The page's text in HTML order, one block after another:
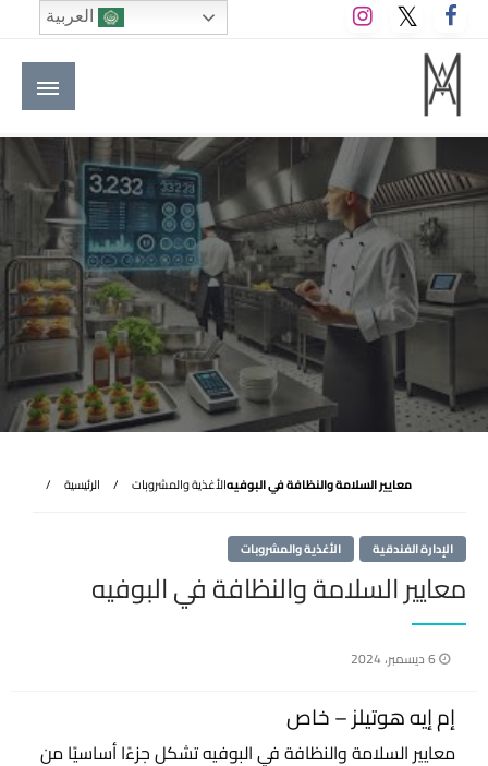
التخطي
إلى
المحتوى
M A hotels | إم ايه هوتيلز
الموقع الأول للعاملين في الفنادق في العالم العربي
الرئيسية الأغذية والمشروباتمعايير السلامة والنظافة في البوفيه
الأغذية والمشروبات الإدارة الفندقية
معايير السلامة والنظافة في البوفيه
نُشر
6 ديسمبر، 2024
إم إيه هوتيلز – خاص
معايير السلامة والنظافة في البوفيه تشكل جزءًا أساسيًا من
العربية